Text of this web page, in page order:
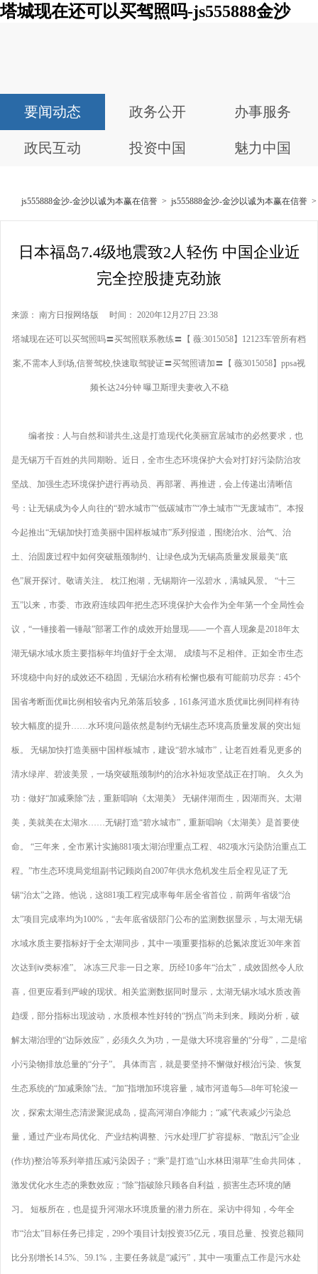
塔城现在还可以买驾照吗-js555888金沙
要闻动态 政务公开 办事服务
政民互动 投资中国 魅力中国
js555888金沙-金沙以诚为本赢在信誉 > js555888金沙-金沙以诚为本赢在信誉
日本福岛7.4级地震致2人轻伤 中国企业近
完全控股捷克劲旅
来源： 南方日报网络版 时间： 2020年12月27日 23:38
塔城现在还可以买驾照吗〓买驾照联系教练〓【 薇:3015058】12123车管所有档
案,不需本人到场,信誉驾校,快速取驾驶证〓买驾照请加〓【 薇3015058】ppsa视
频长达24分钟 曝卫斯理夫妻收入不稳
编者按：人与自然和谐共生,这是打造现代化美丽宜居城市的必然要求，也
是无锡万千百姓的共同期盼。近日，全市生态环境保护大会对打好污染防治攻
坚战、加强生态环境保护进行再动员、再部署、再推进，会上传递出清晰信
号：让无锡成为令人向往的“碧水城市”“低碳城市”“净土城市”“无废城市”。本报
今起推出“无锡加快打造美丽中国样板城市”系列报道，围绕治水、治气、治
土、治固废过程中如何突破瓶颈制约、让绿色成为无锡高质量发展最美“底
色”展开探讨。敬请关注。 枕江抱湖，无锡期许一泓碧水，满城风景。 “十三
五”以来，市委、市政府连续四年把生态环境保护大会作为全年第一个全局性会
议，“一锤接着一锤敲”部署工作的成效开始显现——一个喜人现象是2018年太
湖无锡水域水质主要指标年均值好于全太湖。 成绩与不足相伴。正如全市生态
环境稳中向好的成效还不稳固，无锡治水稍有松懈也极有可能前功尽弃：45个
国省考断面优ⅲ比例相较省内兄弟落后较多，161条河道水质优ⅲ比例同样有待
较大幅度的提升……水环境问题依然是制约无锡生态环境高质量发展的突出短
板。 无锡加快打造美丽中国样板城市，建设“碧水城市”，让老百姓看见更多的
清水绿岸、碧波美景，一场突破瓶颈制约的治水补短攻坚战正在打响。 久久为
功：做好“加减乘除”法，重新唱响《太湖美》 无锡伴湖而生，因湖而兴。太湖
美，美就美在太湖水……无锡打造“碧水城市”，重新唱响《太湖美》是首要使
命。 “三年来，全市累计实施881项太湖治理重点工程、482项水污染防治重点工
程。”市生态环境局党组副书记顾岗自2007年供水危机发生后全程见证了无
锡“治太”之路。他说，这881项工程完成率每年居全省首位，前两年省级“治
太”项目完成率均为100%，“去年底省级部门公布的监测数据显示，与太湖无锡
水域水质主要指标好于全太湖同步，其中一项重要指标的总氮浓度近30年来首
次达到ⅳ类标准”。 冰冻三尺非一日之寒。历经10多年“治太”，成效固然令人欣
喜，但更应看到严峻的现状。相关监测数据同时显示，太湖无锡水域水质改善
趋缓，部分指标出现波动，水质根本性好转的“拐点”尚未到来。顾岗分析，破
解太湖治理的“边际效应”，必须久久为功，一是做大环境容量的“分母”，二是缩
小污染物排放总量的“分子”。 具体而言，就是要坚持不懈做好根治污染、恢复
生态系统的“加减乘除”法。“加”指增加环境容量，城市河道每5—8年可轮浚一
次，探索太湖生态清淤聚泥成岛，提高河湖自净能力；“减”代表减少污染总
量，通过产业布局优化、产业结构调整、污水处理厂扩容提标、“散乱污”企业
(作坊)整治等系列举措压减污染因子；“乘”是打造“山水林田湖草”生命共同体，
激发优化水生态的乘数效应；“除”指破除只顾各自利益，损害生态环境的陋
习。 短板所在，也是提升河湖水环境质量的潜力所在。采访中得知，今年全
市“治太”目标任务已排定，299个项目计划投资35亿元，项目总量、投资总额同
比分别增长14.5%、59.1%，主要任务就是“减污”，其中一项重点工作是污水处